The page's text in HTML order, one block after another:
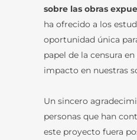
sobre las obras
ha ofrecido a los
oportunidad única
papel de la censura
impacto en nuestras
Un sincero
personas que han
este proyecto fuera